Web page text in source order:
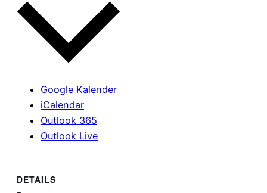
Google Kalender
iCalendar
Outlook 365
Outlook Live
DETAILS